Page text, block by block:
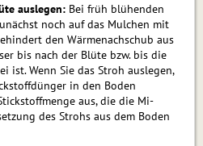
auslegen: Bei früh blühenden
noch auf das Mulchen mit
den Wärmenachschub aus
bis nach der Blüte bzw. bis die
ist. Wenn Sie das Stroh auslegen,
in den Boden
aus, die die Mi­
des Strohs aus dem Boden